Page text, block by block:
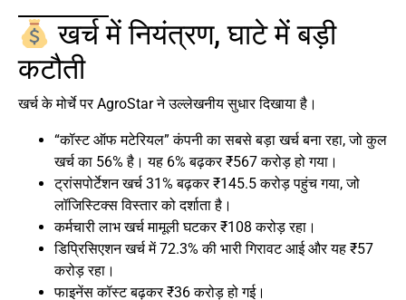
खर्च में नियंत्रण, घाटे में बड़ी
कटौती
खर्च के मोर्चे पर AgroStar ने उल्लेखनीय सुधार दिखाया है।
“कॉस्ट ऑफ मटेरियल” कंपनी का सबसे बड़ा खर्च बना रहा, जो कुल
खर्च का 56% है। यह 6% बढ़कर ₹567 करोड़ हो गया।
ट्रांसपोर्टेशन खर्च 31% बढ़कर ₹145.5 करोड़ पहुंच गया, जो
लॉजिस्टिक्स विस्तार को दर्शाता है।
कर्मचारी लाभ खर्च मामूली घटकर ₹108 करोड़ रहा।
डिप्रिसिएशन खर्च में 72.3% की भारी गिरावट आई और यह ₹57
करोड़ रहा।
फाइनेंस कॉस्ट बढ़कर ₹36 करोड़ हो गई।